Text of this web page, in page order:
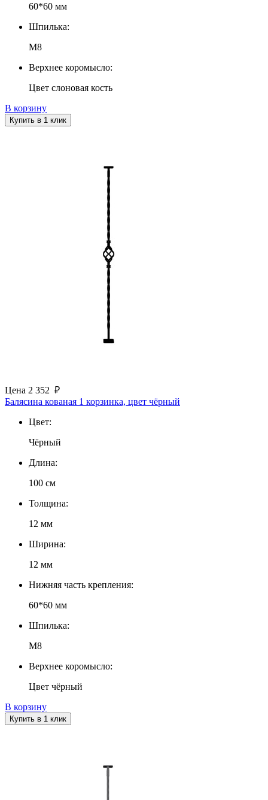
60*60 мм
Шпилька:
М8
Верхнее коромысло:
Цвет слоновая кость
В корзину
Купить в 1 клик
Цена 2 352 ₽
Балясина кованая 1 корзинка, цвет чёрный
Цвет:
Чёрный
Длина:
100 см
Толщина:
12 мм
Ширина:
12 мм
Нижняя часть крепления:
60*60 мм
Шпилька:
М8
Верхнее коромысло:
Цвет чёрный
В корзину
Купить в 1 клик